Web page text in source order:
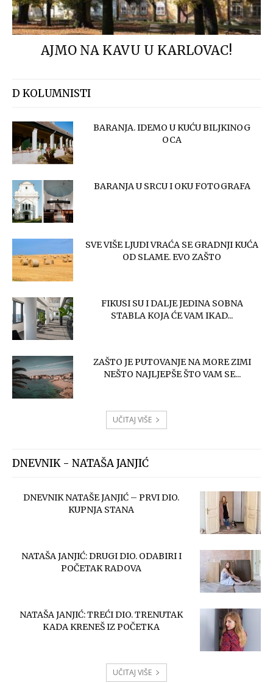
AJMO NA KAVU U KARLOVAC!
D KOLUMNISTI
BARANJA. IDEMO U KUĆU BILJKINOG
OCA
BARANJA U SRCU I OKU FOTOGRAFA
SVE VIŠE LJUDI VRAĆA SE GRADNJI KUĆA
OD SLAME. EVO ZAŠTO
FIKUSI SU I DALJE JEDINA SOBNA
STABLA KOJA ĆE VAM IKAD...
ZAŠTO JE PUTOVANJE NA MORE ZIMI
NEŠTO NAJLJEPŠE ŠTO VAM SE...
UČITAJ VIŠE
DNEVNIK - NATAŠA JANJIĆ
DNEVNIK NATAŠE JANJIĆ – PRVI DIO.
KUPNJA STANA
NATAŠA JANJIĆ: DRUGI DIO. ODABIRI I
POČETAK RADOVA
NATAŠA JANJIĆ: TREĆI DIO. TRENUTAK
KADA KRENEŠ IZ POČETKA
UČITAJ VIŠE